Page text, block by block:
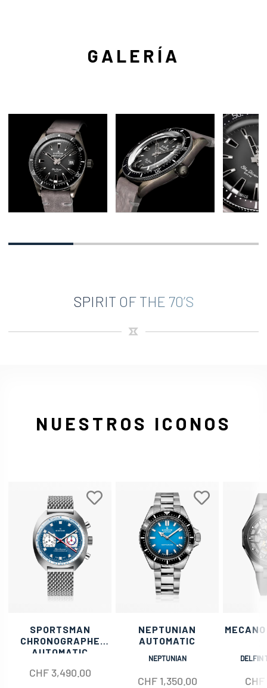
GALERÍA
SPIRIT OF THE 70’S
NUESTROS ICONOS
SPORTSMAN
CHRONOGRAPHE
AUTOMATIC
CHF3,490.00
NEPTUNIAN
AUTOMATIC
NEPTUNIAN
CHF1,350.00
DELFIN
CHF